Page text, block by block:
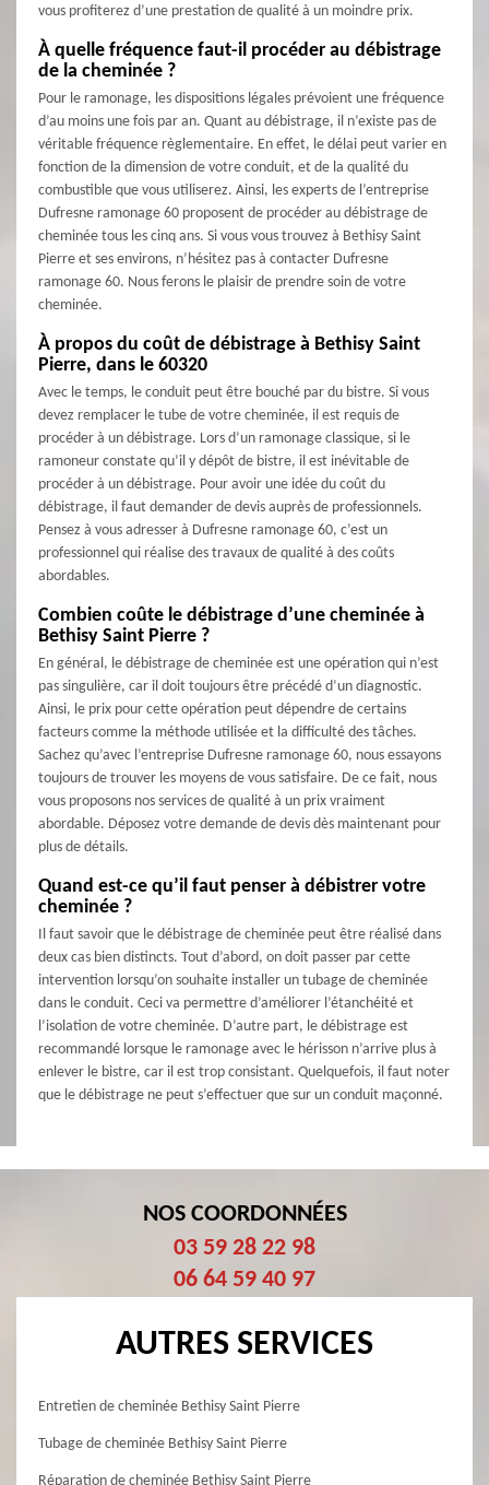
vous profiterez d’une prestation de qualité à un moindre prix.
À quelle fréquence faut-il procéder au débistrage
de la cheminée ?
Pour le ramonage, les dispositions légales prévoient une fréquence
d’au moins une fois par an. Quant au débistrage, il n’existe pas de
véritable fréquence règlementaire. En effet, le délai peut varier en
fonction de la dimension de votre conduit, et de la qualité du
combustible que vous utiliserez. Ainsi, les experts de l’entreprise
Dufresne ramonage 60 proposent de procéder au débistrage de
cheminée tous les cinq ans. Si vous vous trouvez à Bethisy Saint
Pierre et ses environs, n’hésitez pas à contacter Dufresne
ramonage 60. Nous ferons le plaisir de prendre soin de votre
cheminée.
À propos du coût de débistrage à Bethisy Saint
Pierre, dans le 60320
Avec le temps, le conduit peut être bouché par du bistre. Si vous
devez remplacer le tube de votre cheminée, il est requis de
procéder à un débistrage. Lors d’un ramonage classique, si le
ramoneur constate qu’il y dépôt de bistre, il est inévitable de
procéder à un débistrage. Pour avoir une idée du coût du
débistrage, il faut demander de devis auprès de professionnels.
Pensez à vous adresser à Dufresne ramonage 60, c’est un
professionnel qui réalise des travaux de qualité à des coûts
abordables.
Combien coûte le débistrage d’une cheminée à
Bethisy Saint Pierre ?
En général, le débistrage de cheminée est une opération qui n’est
pas singulière, car il doit toujours être précédé d’un diagnostic.
Ainsi, le prix pour cette opération peut dépendre de certains
facteurs comme la méthode utilisée et la difficulté des tâches.
Sachez qu’avec l’entreprise Dufresne ramonage 60, nous essayons
toujours de trouver les moyens de vous satisfaire. De ce fait, nous
vous proposons nos services de qualité à un prix vraiment
abordable. Déposez votre demande de devis dès maintenant pour
plus de détails.
Quand est-ce qu’il faut penser à débistrer votre
cheminée ?
Il faut savoir que le débistrage de cheminée peut être réalisé dans
deux cas bien distincts. Tout d’abord, on doit passer par cette
intervention lorsqu’on souhaite installer un tubage de cheminée
dans le conduit. Ceci va permettre d’améliorer l’étanchéité et
l’isolation de votre cheminée. D’autre part, le débistrage est
recommandé lorsque le ramonage avec le hérisson n’arrive plus à
enlever le bistre, car il est trop consistant. Quelquefois, il faut noter
que le débistrage ne peut s’effectuer que sur un conduit maçonné.
NOS COORDONNÉES
03 59 28 22 98
06 64 59 40 97
AUTRES SERVICES
Entretien de cheminée Bethisy Saint Pierre
Tubage de cheminée Bethisy Saint Pierre
Réparation de cheminée Bethisy Saint Pierre